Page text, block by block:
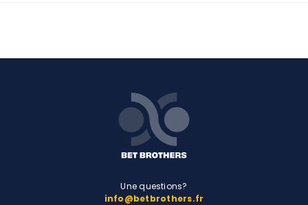
Une questions?
info@betbrothers.fr